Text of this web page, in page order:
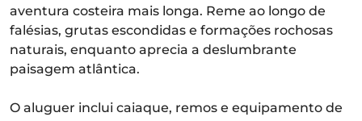
aventura costeira mais longa. Reme ao longo de
falésias, grutas escondidas e formações rochosas
naturais, enquanto aprecia a deslumbrante
paisagem atlântica.
O aluguer inclui caiaque, remos e equipamento de